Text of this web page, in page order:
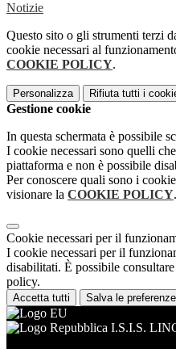
Notizie
Questo sito o gli strumenti terzi
cookie necessari al
COOKIE POLICY.
Personalizza Rifiuta tutti i
Gestione cookie
In questa schermata è possibile
I cookie necessari sono quelli
piattaforma e non è possibile
Per conoscere quali sono i
visionare la COOKIE POLICY.
Cookie necessari per il
I cookie necessari per il
disabilitati. È possibile
policy.
Accetta tutti Salva le preferenze
I.S.I.S.